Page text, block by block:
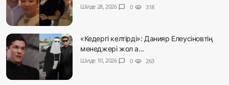
Шілде 28, 2026 chat_bubble 0 visibility 318
«Кедергі келтірді»: Данияр Елеусіновтің
менеджері жол а...
Шілде 10, 2026 chat_bubble 0 visibility 263